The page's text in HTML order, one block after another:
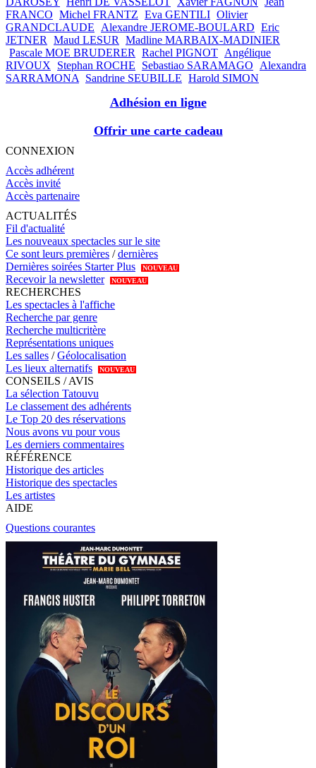
FRANCO Michel FRANTZ Eva GENTILI Olivier
GRANDCLAUDE
Alexandre JEROME-BOULARD Eric
JETNER
Maud LESUR
Madline MARBAIX-MADINIER
Pascale MOE BRUDERER
Rachel PIGNOT Angélique
RIVOUX
Stephan ROCHE Sebastiao SARAMAGO
Alexandra
SARRAMONA
Sandrine SEUBILLE Harold SIMON
Adhésion en ligne
Offrir une carte cadeau
CONNEXION
Accès adhérent
Accès invité
Accès partenaire
ACTUALITÉS
Fil d'actualité
Les nouveaux spectacles sur le site
Ce sont leurs premières /dernières
Dernières soirées Starter Plus
NOUVEAU
Recevoir la newsletter NOUVEAU
RECHERCHES
Les spectacles à l'affiche
Recherche par genre
Recherche multicritère
Représentations uniques
Les salles /Géolocalisation
Les lieux alternatifs
NOUVEAU
CONSEILS / AVIS
La sélection Tatouvu
Le classement des adhérents
Le Top 20 des réservations
Nous avons vu pour vous
Les derniers commentaires
RÉFÉRENCE
Historique des articles
Historique des spectacles
Les artistes
AIDE
Questions courantes